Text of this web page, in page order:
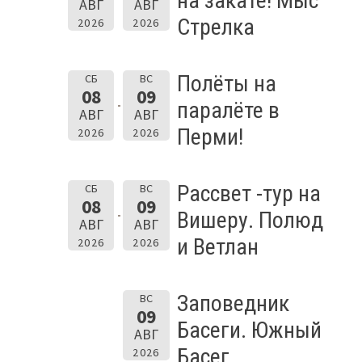
АВГ
2026
АВГ
2026
Стрелка
СБ
08
АВГ
2026
ВС
09
АВГ
2026
Полёты на
паралёте в
Перми!
СБ
08
АВГ
2026
ВС
09
АВГ
2026
Рассвет -тур на
Вишеру. Полюд
и Ветлан
ВС
09
АВГ
2026
Заповедник
Басеги. Южный